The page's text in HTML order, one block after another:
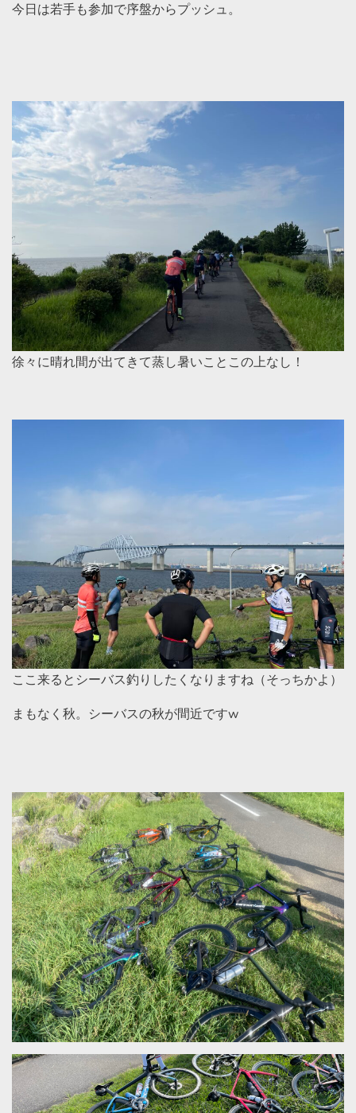
今日は若手も参加で序盤からプッシュ。
徐々に晴れ間が出てきて蒸し暑いことこの上なし！
ここ来るとシーバス釣りしたくなりますね（そっちかよ）
まもなく秋。シーバスの秋が間近ですw